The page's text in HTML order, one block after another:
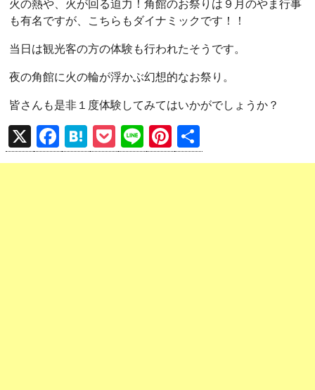
火の熱や、火が回る迫力！角館のお祭りは９月のやま行事
も有名ですが、こちらもダイナミックです！！
当日は観光客の方の体験も行われたそうです。
夜の角館に火の輪が浮かぶ幻想的なお祭り。
皆さんも是非１度体験してみてはいかがでしょうか？
X
F
a
H
at
P
o
Li
n
Pi
nt 有